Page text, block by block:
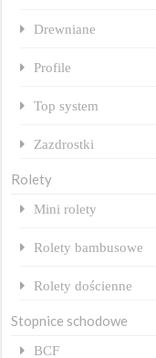
Drewniane
Profile
Top system
Zazdrostki
Rolety
Mini rolety
Rolety bambusowe
Rolety dościenne
Stopnice schodowe
BCF